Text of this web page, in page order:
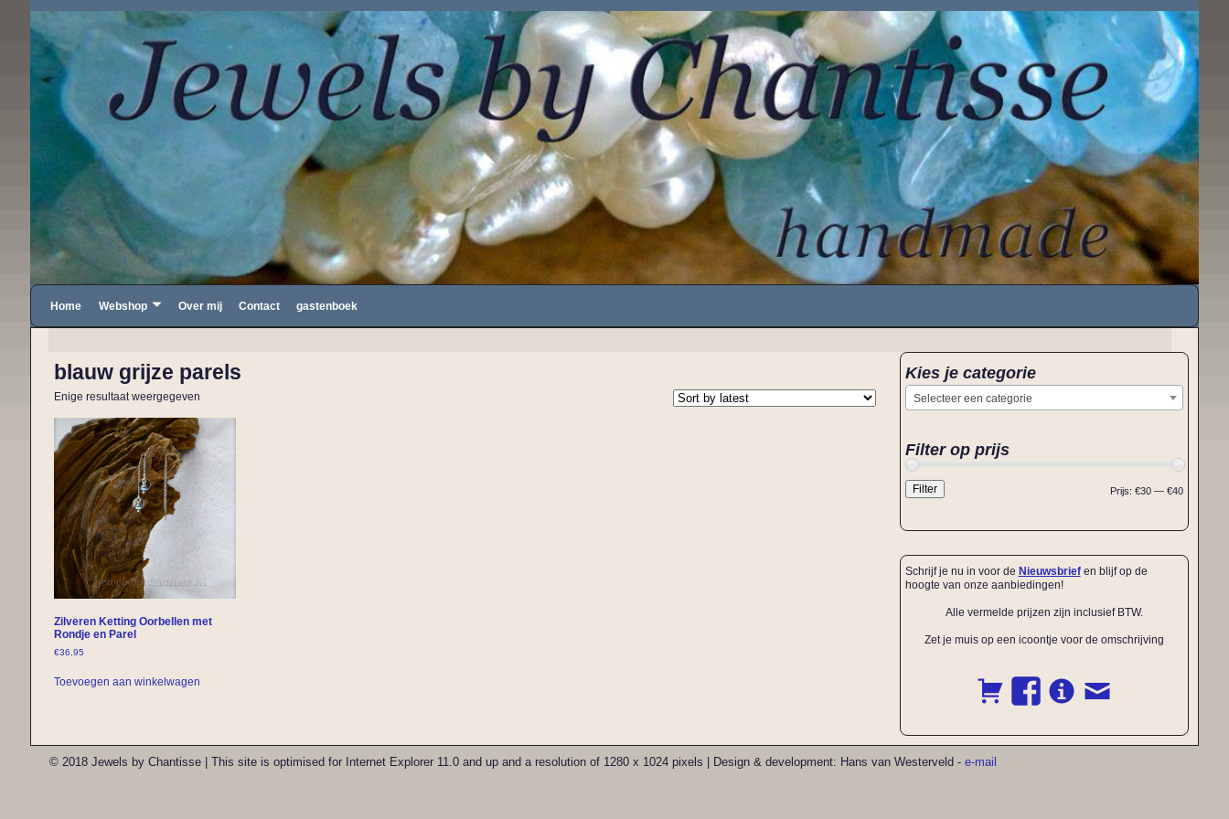
Home Webshop Over mij Contact gastenboek
blauw grijze parels
Enige resultaat weergegeven
Zilveren Ketting Oorbellen met
Rondje en Parel
€36,95
Toevoegen aan winkelwagen
Kies je categorie
Selecteer een categorie
Filter op prijs
Filter Prijs: €30 — €40
Schrijf je nu in voor de Nieuwsbriefen blijf op de
hoogte van onze aanbiedingen!
Alle vermelde prijzen zijn inclusief BTW.
Zet je muis op een icoontje voor de omschrijving
© 2018 Jewels by Chantisse | This site is optimised for Internet Explorer 11.0 and up and a resolution of 1280 x 1024 pixels | Design & development: Hans van Westerveld - e-mail